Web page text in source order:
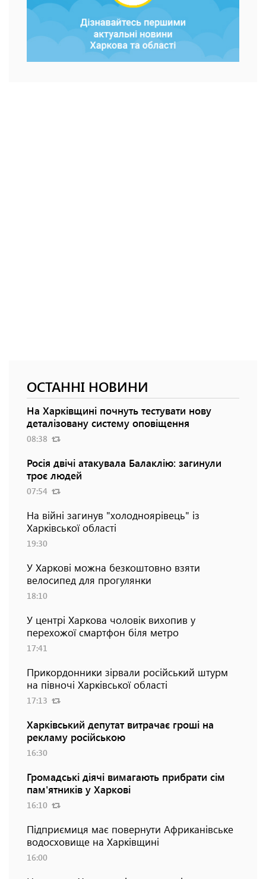
ОСТАННІ НОВИНИ
На Харківщині почнуть тестувати нову
деталізовану систему оповіщення
08:38
Росія двічі атакувала Балаклію: загинули
троє людей
07:54
На війні загинув "холодноярівець" із
Харківської області
19:30
У Харкові можна безкоштовно взяти
велосипед для прогулянки
18:10
У центрі Харкова чоловік вихопив у
перехожої смартфон біля метро
17:41
Прикордонники зірвали російський штурм
на півночі Харківської області
17:13
Харківський депутат витрачає гроші на
рекламу російською
16:30
Громадські діячі вимагають прибрати сім
пам'ятників у Харкові
16:10
Підприємиця має повернути Африканівське
водосховище на Харківщині
16:00